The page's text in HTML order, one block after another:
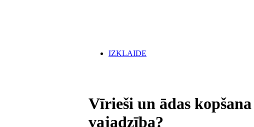
IZKLAIDE
Vīrieši un ādas
vajadzība?